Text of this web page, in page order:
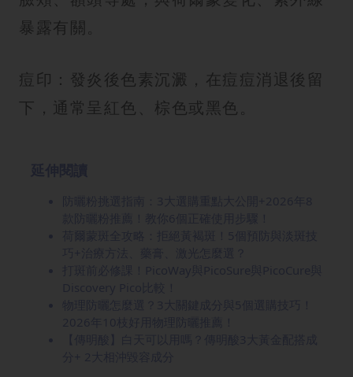
暴露有關。
痘印：發炎後色素沉澱，在痘痘消退後留
下，通常呈紅色、棕色或黑色。